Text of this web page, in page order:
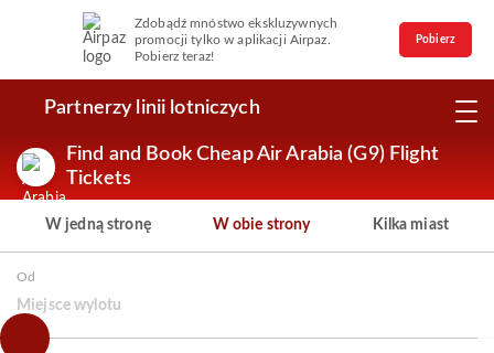
Zdobądź mnóstwo ekskluzywnych
promocji tylko w aplikacji Airpaz.
Pobierz teraz!
Pobierz
Partnerzy linii lotniczych
Find and Book Cheap Air Arabia (G9) Flight
Tickets
W jedną stronę W obie strony Kilka miast
Od
Miejsce wylotu